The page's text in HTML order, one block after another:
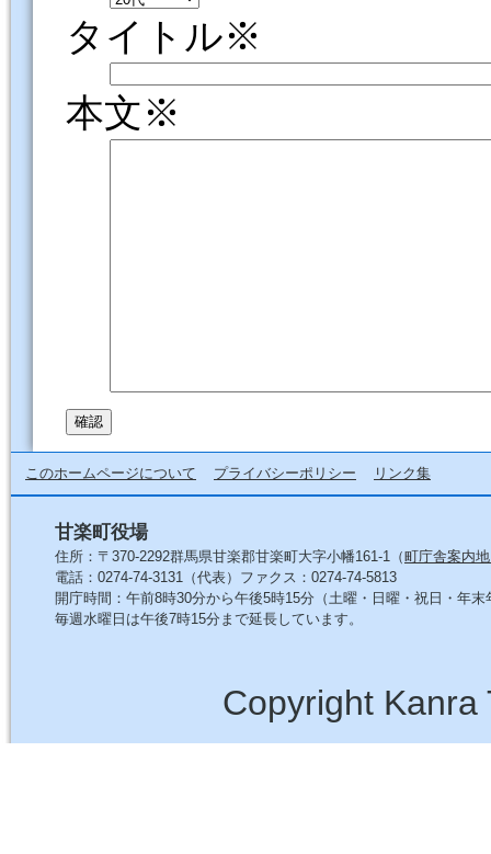
タイトル※
本文※
このホームページについて プライバシーポリシー リンク集
甘楽町役場
住所：〒370-2292群馬県甘楽郡甘楽町大字小幡161-1（町庁舎案内
電話：0274-74-3131（代表）ファクス：0274-74-5813
開庁時間：午前8時30分から午後5時15分（土曜・日曜・祝日・年末
毎週水曜日は午後7時15分まで延長しています。
Copyright Kanra